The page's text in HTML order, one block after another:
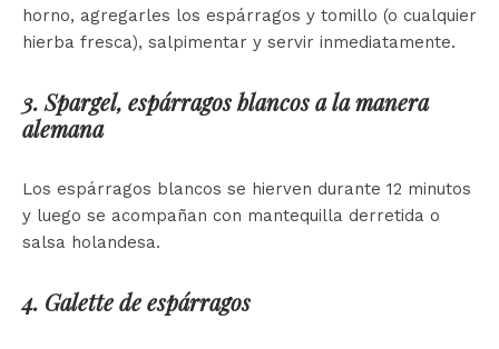
horno, agregarles los espárragos y tomillo (o cualquier
hierba fresca), salpimentar y servir inmediatamente.
3. Spargel, espárragos blancos a la manera
alemana
Los espárragos blancos se hierven durante 12 minutos
y luego se acompañan con mantequilla derretida o
salsa holandesa.
4. Galette de espárragos